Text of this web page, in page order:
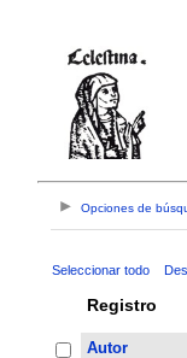
Opciones de
Seleccionar todo
Registro
Autor